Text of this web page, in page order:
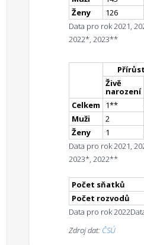
Ženy
126
Data pro rok 2021,
2022*, 2023**
Živě
narození
Celkem
1**
Muži
2
Ženy
1
Data pro rok 2021,
2023*, 2022**
Počet sňatků
Počet rozvodů
Data pro rok 2022
Zdroj dat: ČSÚ